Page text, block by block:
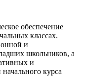
обеспечение
классах.
и
школьников, а
и
курса